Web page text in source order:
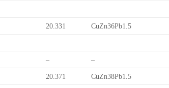
20.331 CuZn36Pb1.5
– –
20.371 CuZn38Pb1.5